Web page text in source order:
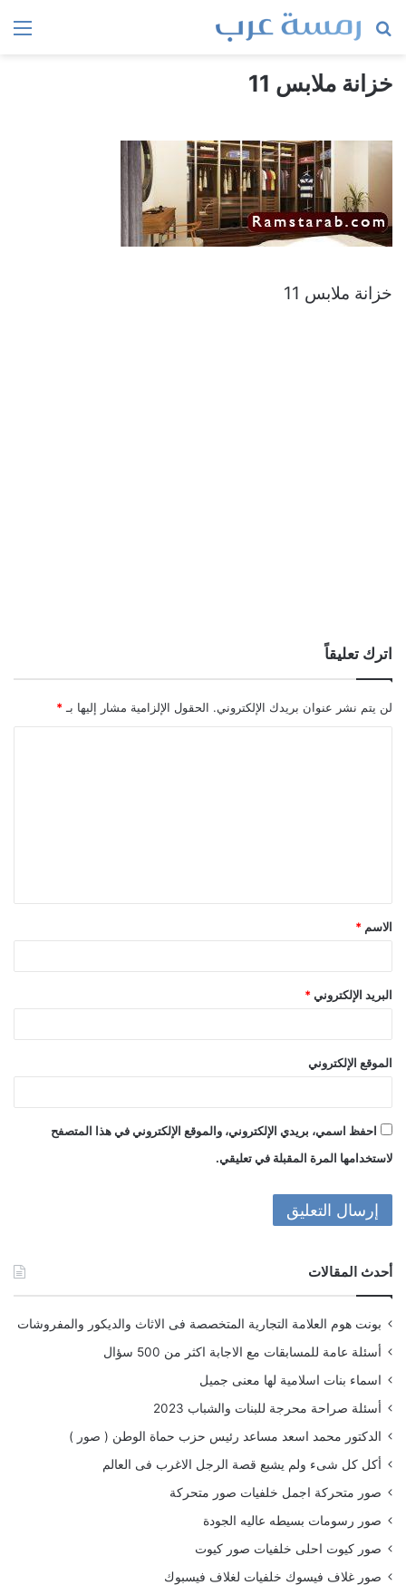
بحث
خزانة ملابس 11
خزانة ملابس 11
اترك تعليقاً
لن يتم نشر عنوان بريدك الإلكتروني. الحقول الإلزامية مشار إليها بـ *
ق
*
الاسم *
البريد الإلكتروني *
الموقع الإلكتروني
احفظ اسمي، بريدي الإلكتروني، والموقع الإلكتروني في هذا المتصفح
لاستخدامها المرة المقبلة في تعليقي.
أحدث المقالات
بونت هوم العلامة التجارية المتخصصة فى الاثاث والديكور والمفروشات
أسئلة عامة للمسابقات مع الاجابة اكثر من 500 سؤال
اسماء بنات اسلامية لها معنى جميل
أسئلة صراحة محرجة للبنات والشباب 2023
الدكتور محمد اسعد مساعد رئيس حزب حماة الوطن ( صور )
أكل كل شىء ولم يشبع قصة الرجل الاغرب فى العالم
صور متحركة اجمل خلفيات صور متحركة
صور رسومات بسيطه عاليه الجودة
صور كيوت احلى خلفيات صور كيوت
صور غلاف فيسوك خلفيات لغلاف فيسبوك